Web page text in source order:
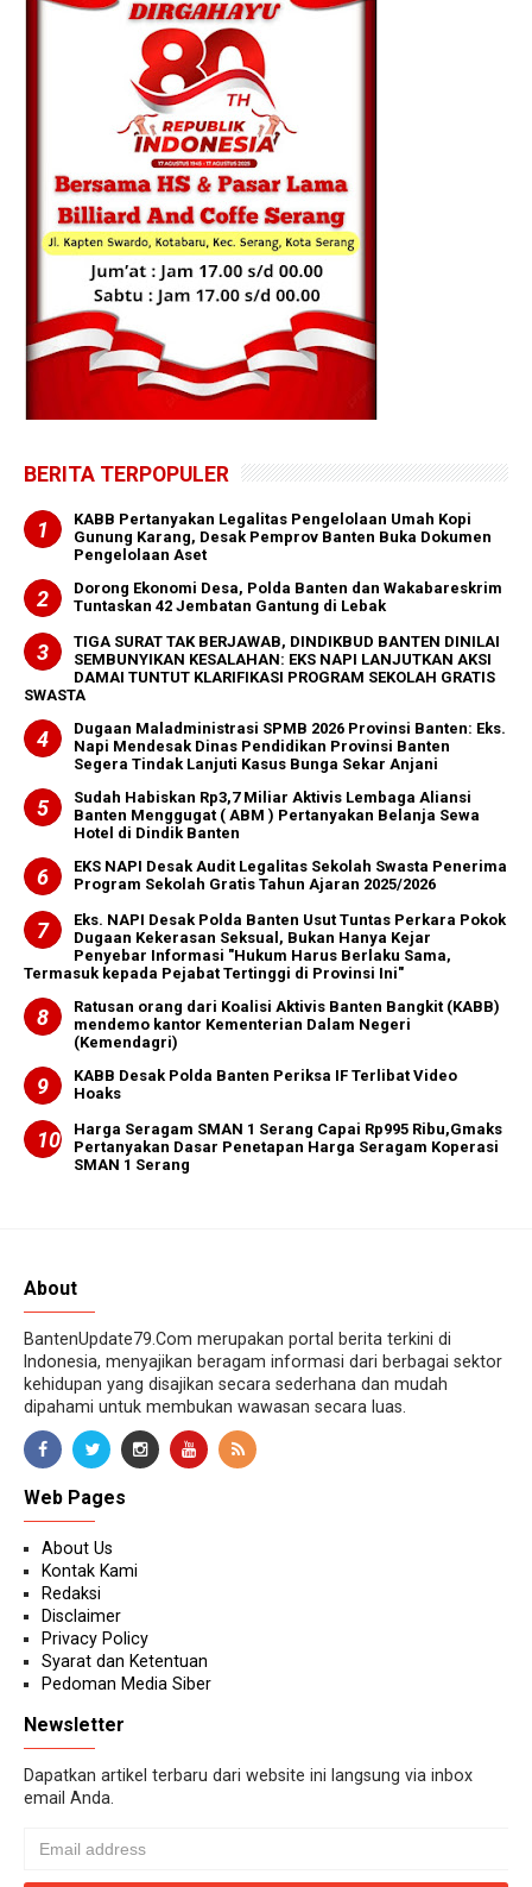
BERITA TERPOPULER
KABB Pertanyakan Legalitas Pengelolaan Umah Kopi
Gunung Karang, Desak Pemprov Banten Buka Dokumen
Pengelolaan Aset
Dorong Ekonomi Desa, Polda Banten dan Wakabareskrim
Tuntaskan 42 Jembatan Gantung di Lebak
TIGA SURAT TAK BERJAWAB, DINDIKBUD BANTEN DINILAI
SEMBUNYIKAN KESALAHAN: EKS NAPI LANJUTKAN AKSI
DAMAI TUNTUT KLARIFIKASI PROGRAM SEKOLAH GRATIS
SWASTA
Dugaan Maladministrasi SPMB 2026 Provinsi Banten: Eks.
Napi Mendesak Dinas Pendidikan Provinsi Banten
Segera Tindak Lanjuti Kasus Bunga Sekar Anjani
‎Sudah Habiskan Rp3,7 Miliar ‎Aktivis Lembaga Aliansi
Banten Menggugat ( ABM ) Pertanyakan Belanja Sewa
Hotel di Dindik Banten
EKS NAPI Desak Audit Legalitas Sekolah Swasta Penerima
Program Sekolah Gratis Tahun Ajaran 2025/2026
Eks. NAPI Desak Polda Banten Usut Tuntas Perkara Pokok
Dugaan Kekerasan Seksual, Bukan Hanya Kejar
Penyebar Informasi "Hukum Harus Berlaku Sama,
Termasuk kepada Pejabat Tertinggi di Provinsi Ini"
Ratusan orang dari Koalisi Aktivis Banten Bangkit (KABB)
mendemo kantor Kementerian Dalam Negeri
(Kemendagri)
KABB Desak Polda Banten Periksa IF Terlibat Video
Hoaks ‎ ‎
Harga Seragam SMAN 1 Serang Capai Rp995 Ribu,Gmaks
Pertanyakan Dasar Penetapan Harga Seragam Koperasi
SMAN 1 Serang
About
BantenUpdate79.Com merupakan portal berita terkini di
Indonesia, menyajikan beragam informasi dari berbagai sektor
kehidupan yang disajikan secara sederhana dan mudah
dipahami untuk membukan wawasan secara luas.
Web Pages
About Us
Kontak Kami
Redaksi
Disclaimer
Privacy Policy
Syarat dan Ketentuan
Pedoman Media Siber
Newsletter
Dapatkan artikel terbaru dari website ini langsung via inbox
email Anda.